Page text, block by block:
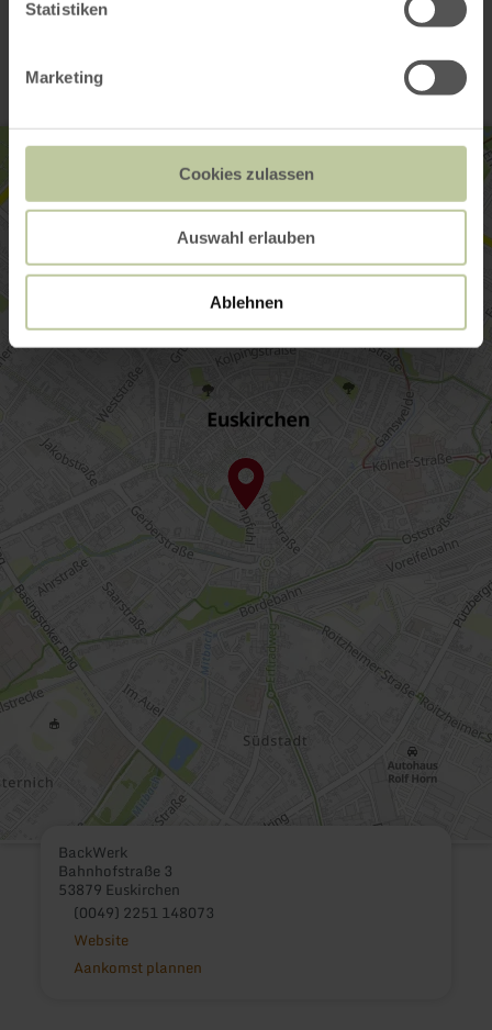
Statistiken
Marketing
Cookies zulassen
Auswahl erlauben
Ablehnen
Contact
BackWerk
Bahnhofstraße 3
53879 Euskirchen
(0049) 2251 148073
Website
Aankomst plannen